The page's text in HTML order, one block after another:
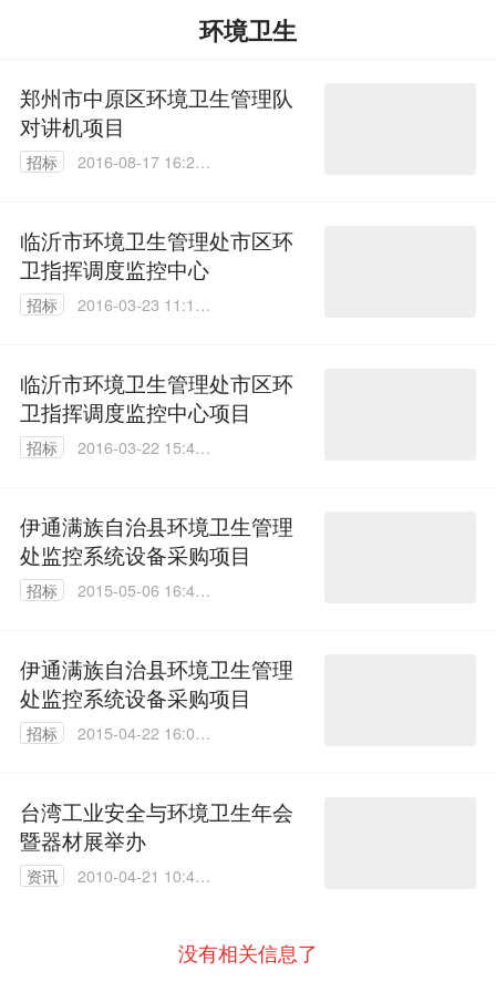
环境卫生
郑州市中原区环境卫生管理队
对讲机项目
招标
2016-08-17 16:20:
临沂市环境卫生管理处市区环
卫指挥调度监控中心
招标
2016-03-23 11:10:
临沂市环境卫生管理处市区环
卫指挥调度监控中心项目
招标
2016-03-22 15:42:
伊通满族自治县环境卫生管理
处监控系统设备采购项目
招标
2015-05-06 16:49:
伊通满族自治县环境卫生管理
处监控系统设备采购项目
招标
2015-04-22 16:07:
台湾工业安全与环境卫生年会
暨器材展举办
资讯
2010-04-21 10:49:
没有相关信息了